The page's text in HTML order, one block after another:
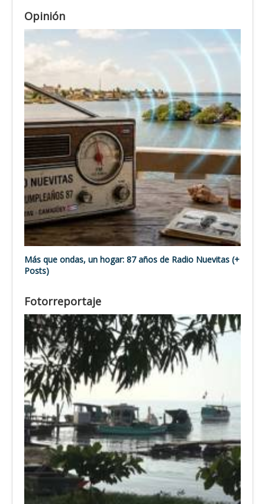
Opinión
Más que ondas, un hogar: 87 años de Radio Nuevitas (+
Posts)
Fotorreportaje